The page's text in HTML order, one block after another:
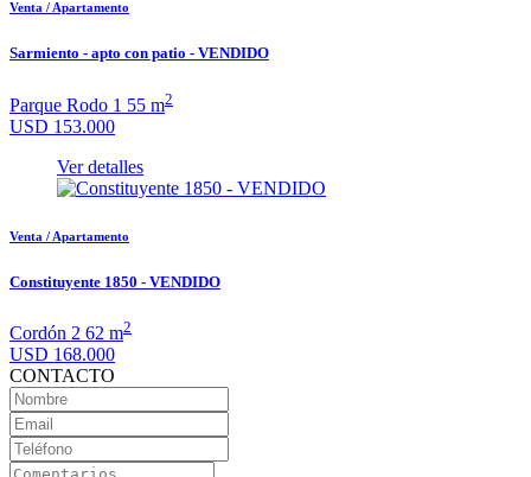
Venta / Apartamento
Sarmiento - apto con patio - VENDIDO
Parque Rodo 1 55 m2
USD 153.000
Ver detalles
Venta / Apartamento
Constituyente 1850 - VENDIDO
Cordón 2 62 m2
USD 168.000
CONTACTO